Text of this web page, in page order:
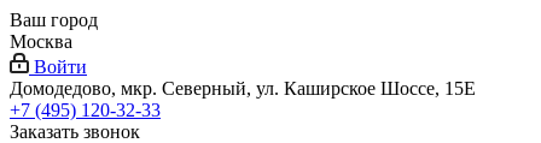
Ваш город
Москва
Войти
Домодедово, мкр. Северный, ул. Каширское Шоссе, 15Е
+7 (495) 120-32-33
Заказать звонок